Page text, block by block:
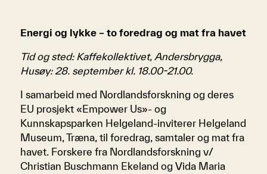
Energi og lykke – to foredrag og mat fra havet
Tid og sted: Kaffekollektivet, Andersbrygga,
Husøy: 28. september kl. 18.00-21.00.
I samarbeid med Nordlandsforskning og deres
EU prosjekt «Empower Us»- og
Kunnskapsparken Helgeland-inviterer Helgeland
Museum, Træna, til foredrag, samtaler og mat fra
havet. Forskere fra Nordlandsforskning v/
Christian Buschmann Ekeland og Vida Maria